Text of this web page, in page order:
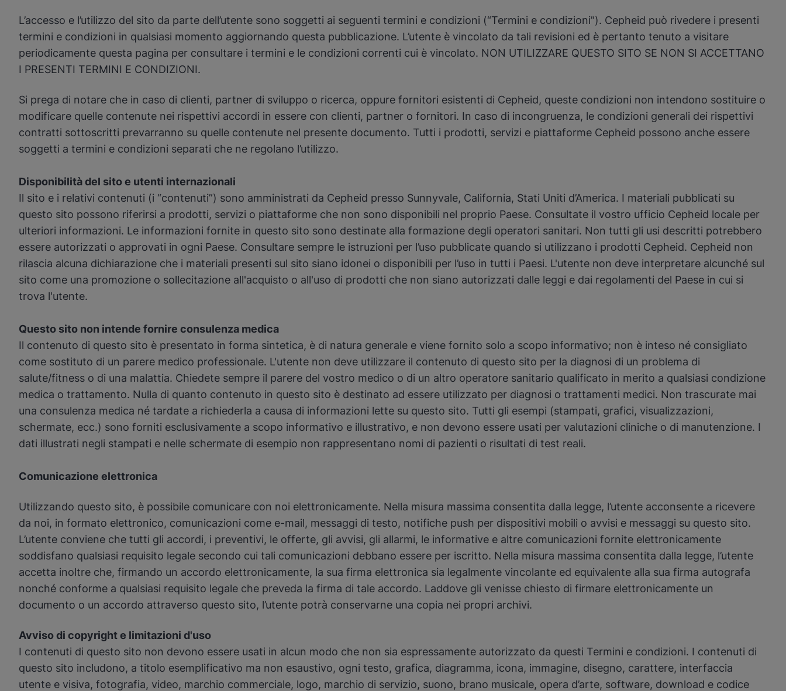
L’accesso e l’utilizzo del sito da parte dell’utente sono soggetti ai seguenti termini e condizioni (“Termini e condizioni”). Cepheid può rivedere i presenti
termini e condizioni in qualsiasi momento aggiornando questa pubblicazione. L’utente è vincolato da tali revisioni ed è pertanto tenuto a visitare
periodicamente questa pagina per consultare i termini e le condizioni correnti cui è vincolato. NON UTILIZZARE QUESTO SITO SE NON SI ACCETTANO
I PRESENTI TERMINI E CONDIZIONI.
Si prega di notare che in caso di clienti, partner di sviluppo o ricerca, oppure fornitori esistenti di Cepheid, queste condizioni non intendono sostituire o
modificare quelle contenute nei rispettivi accordi in essere con clienti, partner o fornitori. In caso di incongruenza, le condizioni generali dei rispettivi
contratti sottoscritti prevarranno su quelle contenute nel presente documento. Tutti i prodotti, servizi e piattaforme Cepheid possono anche essere
soggetti a termini e condizioni separati che ne regolano l’utilizzo.
Disponibilità del sito e utenti internazionali
Il sito e i relativi contenuti (i “contenuti”) sono amministrati da Cepheid presso Sunnyvale, California, Stati Uniti d’America. I materiali pubblicati su
questo sito possono riferirsi a prodotti, servizi o piattaforme che non sono disponibili nel proprio Paese. Consultate il vostro ufficio Cepheid locale per
ulteriori informazioni. Le informazioni fornite in questo sito sono destinate alla formazione degli operatori sanitari. Non tutti gli usi descritti potrebbero
essere autorizzati o approvati in ogni Paese. Consultare sempre le istruzioni per l’uso pubblicate quando si utilizzano i prodotti Cepheid. Cepheid non
rilascia alcuna dichiarazione che i materiali presenti sul sito siano idonei o disponibili per l’uso in tutti i Paesi. L'utente non deve interpretare alcunché sul
sito come una promozione o sollecitazione all'acquisto o all'uso di prodotti che non siano autorizzati dalle leggi e dai regolamenti del Paese in cui si
trova l'utente.
Questo sito non intende fornire consulenza medica
Il contenuto di questo sito è presentato in forma sintetica, è di natura generale e viene fornito solo a scopo informativo; non è inteso né consigliato
come sostituto di un parere medico professionale. L'utente non deve utilizzare il contenuto di questo sito per la diagnosi di un problema di
salute/fitness o di una malattia. Chiedete sempre il parere del vostro medico o di un altro operatore sanitario qualificato in merito a qualsiasi condizione
medica o trattamento. Nulla di quanto contenuto in questo sito è destinato ad essere utilizzato per diagnosi o trattamenti medici. Non trascurate mai
una consulenza medica né tardate a richiederla a causa di informazioni lette su questo sito. Tutti gli esempi (stampati, grafici, visualizzazioni,
schermate, ecc.) sono forniti esclusivamente a scopo informativo e illustrativo, e non devono essere usati per valutazioni cliniche o di manutenzione. I
dati illustrati negli stampati e nelle schermate di esempio non rappresentano nomi di pazienti o risultati di test reali.
Comunicazione elettronica
Utilizzando questo sito, è possibile comunicare con noi elettronicamente. Nella misura massima consentita dalla legge, l’utente acconsente a ricevere
da noi, in formato elettronico, comunicazioni come e-mail, messaggi di testo, notifiche push per dispositivi mobili o avvisi e messaggi su questo sito.
L’utente conviene che tutti gli accordi, i preventivi, le offerte, gli avvisi, gli allarmi, le informative e altre comunicazioni fornite elettronicamente
soddisfano qualsiasi requisito legale secondo cui tali comunicazioni debbano essere per iscritto. Nella misura massima consentita dalla legge, l’utente
accetta inoltre che, firmando un accordo elettronicamente, la sua firma elettronica sia legalmente vincolante ed equivalente alla sua firma autografa
nonché conforme a qualsiasi requisito legale che preveda la firma di tale accordo. Laddove gli venisse chiesto di firmare elettronicamente un
documento o un accordo attraverso questo sito, l’utente potrà conservarne una copia nei propri archivi.
Avviso di copyright e limitazioni d'uso
I contenuti di questo sito non devono essere usati in alcun modo che non sia espressamente autorizzato da questi Termini e condizioni. I contenuti di
questo sito includono, a titolo esemplificativo ma non esaustivo, ogni testo, grafica, diagramma, icona, immagine, disegno, carattere, interfaccia
utente e visiva, fotografia, video, marchio commerciale, logo, marchio di servizio, suono, brano musicale, opera d’arte, software, download e codice